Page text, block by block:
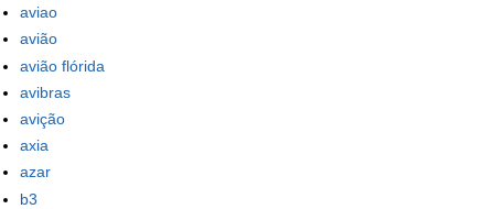
aviao
avião
avião flórida
avibras
avição
axia
azar
b3